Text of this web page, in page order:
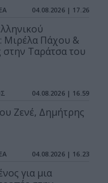
04.08.2026 | 17.26
Μιρέλα Πάχου &
Ταράτσα του
04.08.2026 | 16.59
Ζενέ, Δημήτρης
04.08.2026 | 16.23
για μια